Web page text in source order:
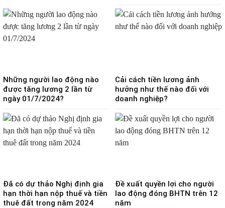
Những người lao động nào
được tăng lương 2 lần từ
ngày 01/7/2024?
Cải cách tiền lương ảnh
hưởng như thế nào đối với
doanh nghiệp?
Đã có dự thảo Nghị định gia
hạn thời hạn nộp thuế và tiền
thuê đất trong năm 2024
Đề xuất quyền lợi cho người
lao động đóng BHTN trên 12
năm